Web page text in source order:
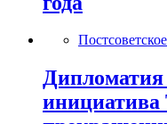
инициатива